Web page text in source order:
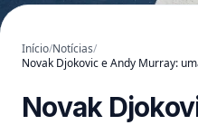
Início/Notícias/
Novak Djokovic e Andy Murray:
Novak